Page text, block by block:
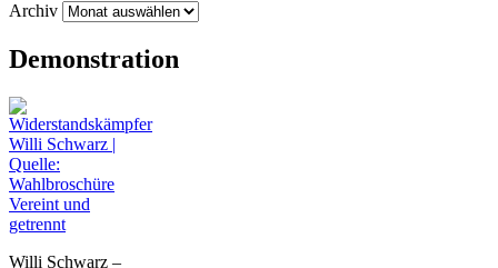
Archiv
Demonstration
Vereint und
getrennt
Willi Schwarz –